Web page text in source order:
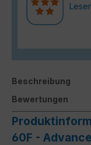
Beschreibung
Bewertungen
60F -